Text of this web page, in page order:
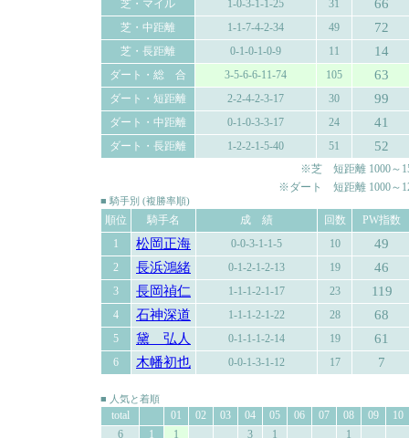
芝・マイル 1-0-3-1-1-25 31 66
芝・中距離 1-1-7-4-2-34 49 72
芝・長距離 0-1-0-1-0-9 11 14
ダート・総 合 3-5-6-6-11-74 105 63
ダート・短距離 2-2-4-2-3-17 30 99
ダート・中距離 0-1-0-3-3-17 24 41
ダート・長距離 1-2-2-1-5-40 51 52
※芝 短距離 1000～
※ダート 短距離 1000～
■ 騎手別 (複勝率順)
順位 騎手名 成 績 回数
PW指数
1
松岡正海 0-0-3-1-1-5 10 49
2 長浜鴻緒 0-1-2-1-2-13 19 46
3 長岡禎仁 1-1-1-2-1-17 23 119
4 石神深道 1-1-1-2-1-22 28 68
5 黛 弘人 0-1-1-1-2-14 19 61
6 木幡初也 0-0-1-3-1-12 17 7
■ 人気と着順
total 01 02 03 04 05 06 07 08 09
10
6
1 1 3 1
1